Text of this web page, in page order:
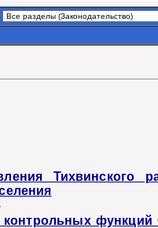
Тихвинского
функций